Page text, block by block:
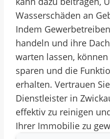
Wasserschäden an
Indem
handeln und ihre
warten lassen,
sparen und die
erhalten. Vertrauen
Dienstleister in
effektiv zu reinigen
Ihrer Immobilie zu